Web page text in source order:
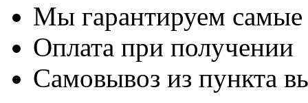
Мы гарантируем
Оплата при получении
Самовывоз из пункта